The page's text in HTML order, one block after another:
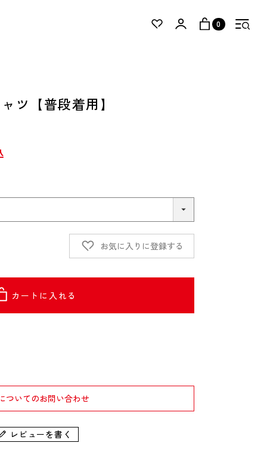
0
ツ【普段着用】
お気に入りに登録する
カートに入れる
ついてのお問い合わせ
レビューを書く